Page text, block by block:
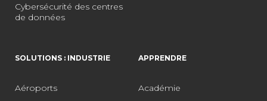
Cybersécurité des centres
de données
SOLUTIONS : INDUSTRIE
Aéroports
APPRENDRE
Académie